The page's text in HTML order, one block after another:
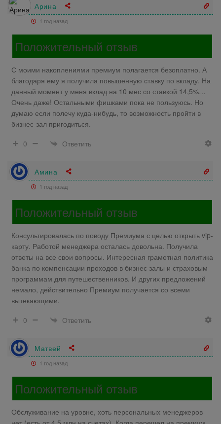
Арина
1 год назад
Положительный отзыв
С моими накоплениями премиум полагается безоплатно. А
благодаря ему я получила повышенную ставку по вкладу. На
данный момент у меня вклад на 10 мес со ставкой 14,5%…
Очень даже! Остальными фишками пока не пользуюсь. Но
думаю если полечу куда-нибудь, то возможность пройти в
бизнес-зал пригодиться.
0
Ответить
Амина
1 год назад
Положительный отзыв
Консультировалась по поводу Премиума с целью открыть vip-
карту. Работой менеджера осталась довольна. Получила
ответы на все свои вопросы. Интересная грамотная политика
банка по компенсации проходов в бизнес залы и страховым
программам для путешественников. И других предложений
немало, действительно Премиум получается со всеми
вытекающими.
0
Ответить
Матвей
1 год назад
Положительный отзыв
Обслуживание на уровне, хоть персональных менеджеров